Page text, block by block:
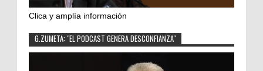
Clica y amplía información
G.ZUMETA: "EL PODCAST GENERA DESCONFIANZA"